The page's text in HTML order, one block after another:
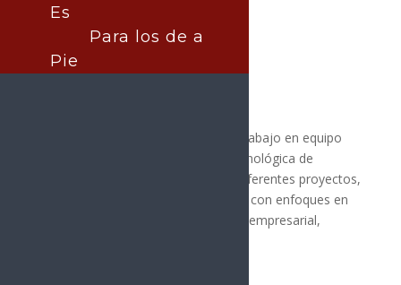
Guaymas
31 diciembre, 2024
El ingenio, compromiso, talento y trabajo en equipo
del alumnado de la Universidad Tecnológica de
Guaymas (UTG) fue plasmado en diferentes proyectos,
desarrollados por los universitarios, con enfoques en
sostenibilidad, negocios y liderazgo empresarial,
Es
Para los de a
Pie